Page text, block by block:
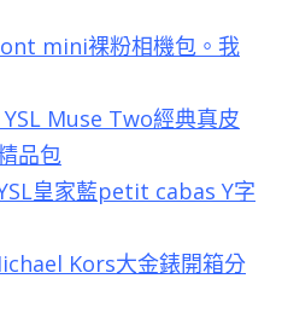
mini裸粉相機包。我
YSL Muse Two經典真皮
品包
皇家藍petit cabas Y字
Kors大金錶開箱分